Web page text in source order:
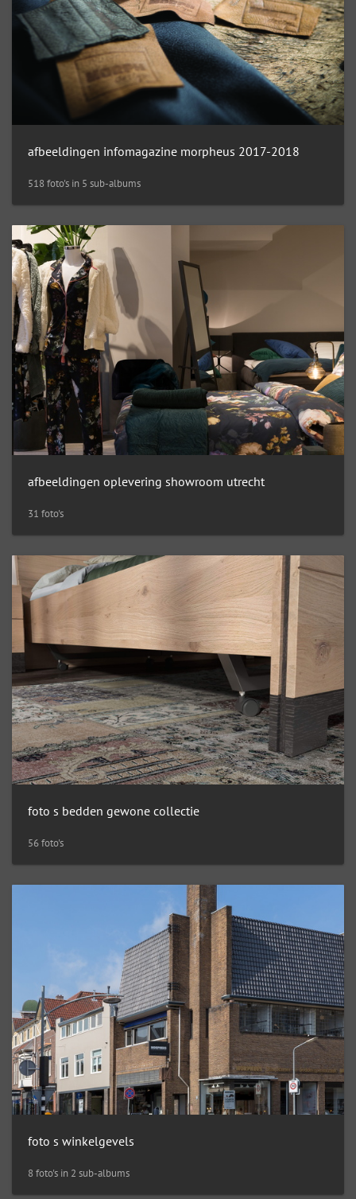
afbeeldingen infomagazine morpheus 2017-2018
518 foto's in 5 sub-albums
afbeeldingen oplevering showroom utrecht
31 foto's
foto s bedden gewone collectie
56 foto's
foto s winkelgevels
8 foto's in 2 sub-albums